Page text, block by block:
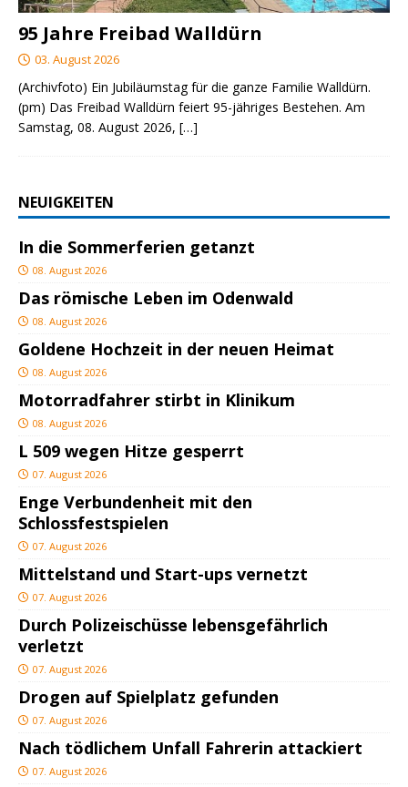
95 Jahre Freibad Walldürn
03. August 2026
(Archivfoto) Ein Jubiläumstag für die ganze Familie Walldürn.
(pm) Das Freibad Walldürn feiert 95-jähriges Bestehen. Am
Samstag, 08. August 2026, […]
NEUIGKEITEN
In die Sommerferien getanzt
08. August 2026
Das römische Leben im Odenwald
08. August 2026
Goldene Hochzeit in der neuen Heimat
08. August 2026
Motorradfahrer stirbt in Klinikum
08. August 2026
L 509 wegen Hitze gesperrt
07. August 2026
Enge Verbundenheit mit den
Schlossfestspielen
07. August 2026
Mittelstand und Start-ups vernetzt
07. August 2026
Durch Polizeischüsse lebensgefährlich
verletzt
07. August 2026
Drogen auf Spielplatz gefunden
07. August 2026
Nach tödlichem Unfall Fahrerin attackiert
07. August 2026